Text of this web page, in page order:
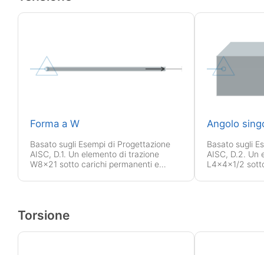
Forma a W
Basato sugli Esempi di Progettazione
AISC, D.1. Un elemento di trazione
W8x21 sotto carichi permanenti e
Angolo
Basato sugli
AISC, D.2. Un
L4x4x1/2
Torsione